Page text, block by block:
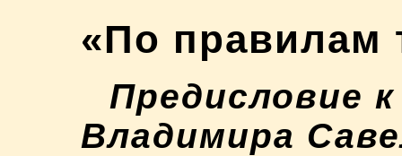
«По правилам
Предисловие
Владимира